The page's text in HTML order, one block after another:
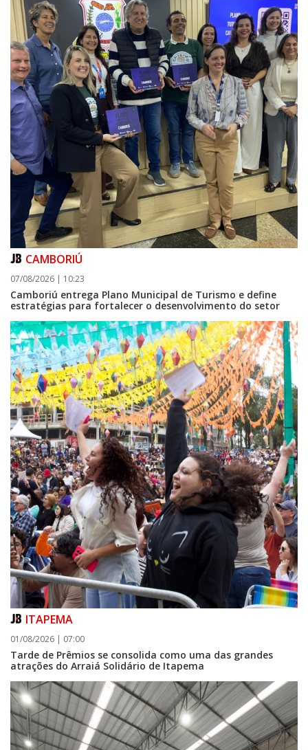
Teatro Bruno Nitz terá concerto “Rock ao Piano” neste sábado
BALNEÁRIO CAMBORIÚ
08/08/2026 | 07:00
Setor judicial de medicamentos de BC estará fechado nos dias 10 e 11 de
agosto para realização de inventário
CAMBORIÚ
07/08/2026 | 10:23
Camboriú entrega Plano Municipal de Turismo e define
estratégias para fortalecer o desenvolvimento do setor
ITAPEMA
01/08/2026 | 07:00
Tarde de Prêmios se consolida como uma das grandes
atrações do Arraiá Solidário de Itapema